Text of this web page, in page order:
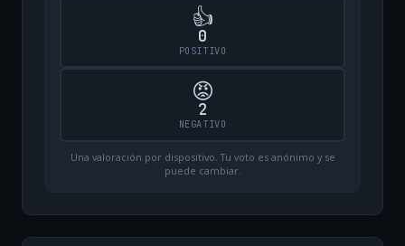
👍
0
POSITIVO
😡
2
NEGATIVO
Una valoración por dispositivo. Tu voto es anónimo y se
puede cambiar.